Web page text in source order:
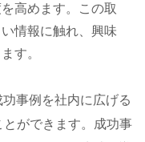
高めます。この取
情報に触れ、興味
す。
事例を社内に広げる
ができます。成功事